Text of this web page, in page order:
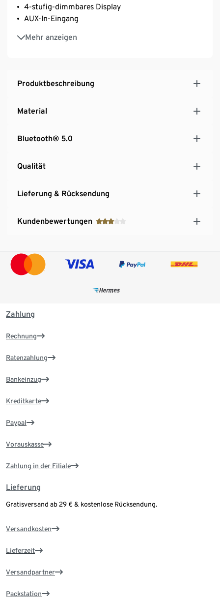
4-stufig-dimmbares Display
AUX-In-Eingang
Mehr anzeigen
Inkl. Unterstützungsbatterie
Produktbeschreibung
Material
Bluetooth® 5.0
Qualität
Lieferung & Rücksendung
Kundenbewertungen
Zahlung
Rechnung
Ratenzahlung
Bankeinzug
Kreditkarte
Paypal
Vorauskasse
Zahlung in der Filiale
Lieferung
Gratisversand ab 29 € & kostenlose Rücksendung.
Versandkosten
Lieferzeit
Versandpartner
Packstation